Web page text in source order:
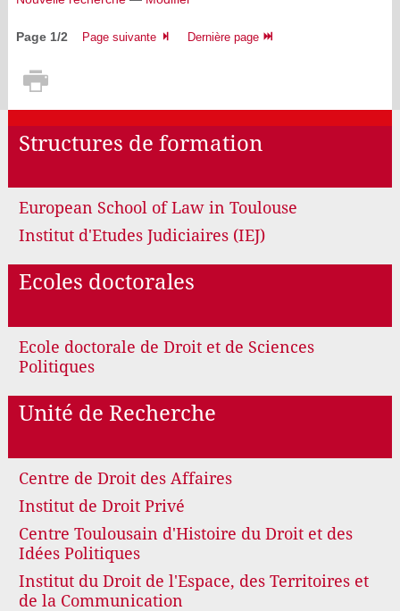
Page 1/2 Page suivante Dernière page
Structures de formation
European School of Law in Toulouse
Institut d'Etudes Judiciaires (IEJ)
Ecoles doctorales
Ecole doctorale de Droit et de Sciences
Politiques
Unité de Recherche
Centre de Droit des Affaires
Institut de Droit Privé
Centre Toulousain d'Histoire du Droit et des
Idées Politiques
Institut du Droit de l'Espace, des Territoires et
de la Communication